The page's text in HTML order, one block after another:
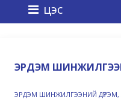
цэс
ЭРДЭМ
ЭРДЭМ ШИНЖИЛГЭЭНИЙ